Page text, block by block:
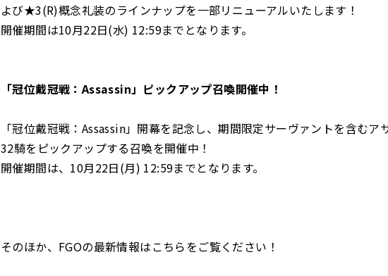
よび★3(R)概念礼装のラインナップを一部リニューアルいたします！
開催期間は10月22日(水) 12:59までとなります。
「冠位戴冠戦：Assassin」ピックアップ召喚開催中！
「冠位戴冠戦：Assassin」開幕を記念し、期間限定サーヴァントを含むア
32騎をピックアップする召喚を開催中！
開催期間は、10月22日(月) 12:59までとなります。
そのほか、FGOの最新情報はこちらをご覧ください！